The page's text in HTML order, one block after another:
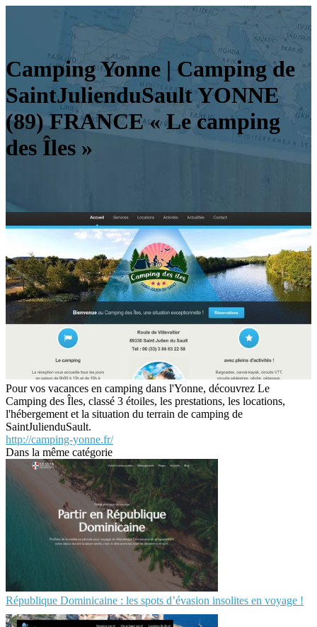
Camping Yonne | Camping de
SaintJulienduSault YONNE
(89) FRANCE « Le camping
des Îles »
Pour vos vacances en camping dans l'Yonne, découvrez Le
Camping des Îles, classé 3 étoiles, les prestations, les locations,
l'hébergement et la situation du terrain de camping de
SaintJulienduSault.
http://camping-yonne.fr/
Dans la même catégorie
République Dominicaine : les spots d’évasion insolites en voyage !